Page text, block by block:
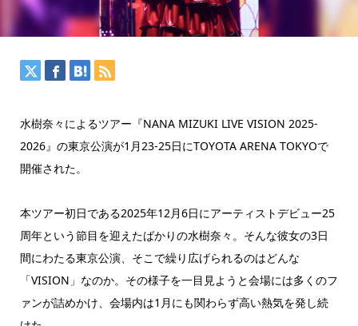
水樹奈々によるツアー『NANA MIZUKI LIVE VISION 2025-
2026』の東京公演が1月23-25日にTOYOTA ARENA TOKYOで
開催された。
本ツアー初日である2025年12月6日にアーティストデビュー25
周年という節目を迎えたばかりの水樹奈々。そんな彼女の3日
間にわたる東京公演、そこで繰り広げられるのはどんな
「VISION」なのか。その様子を一目見ようと会場には多くのフ
ァンが詰めかけ、会場内は1月にも関わらず高い熱気を発し続